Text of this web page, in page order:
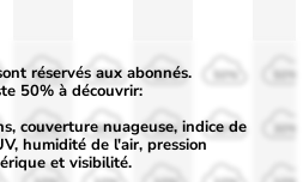
50%
30%
50%
30%
50%
30%
50%
30%
réservés aux abonnés.
50% à découvrir:
couverture nuageuse, indice de
humidité de l'air, pression
et visibilité.